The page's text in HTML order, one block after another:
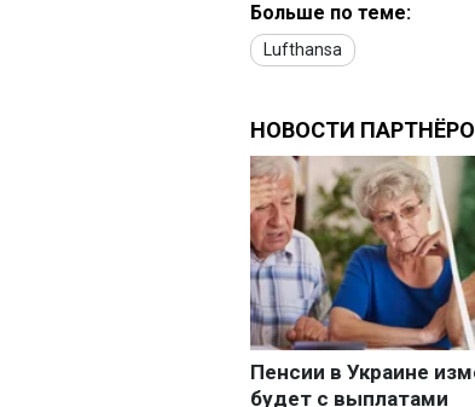
Больше по теме:
Lufthansa